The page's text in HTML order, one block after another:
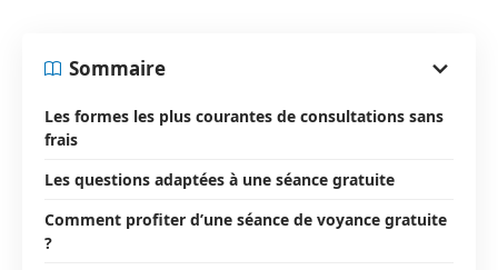
Sommaire
Les formes les plus courantes de consultations sans
frais
Les questions adaptées à une séance gratuite
Comment profiter d’une séance de voyance gratuite
?